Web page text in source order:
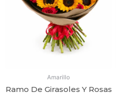
Amarillo
Ramo De Girasoles Y Rosas